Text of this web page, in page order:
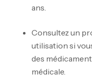
ans.
Consultez un
utilisation si
des
médicale.